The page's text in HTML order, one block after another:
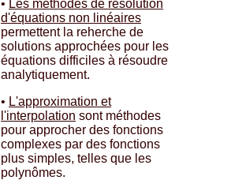
• Les méthodes de résolution
d'équations non linéaires
permettent la reherche de
solutions approchées pour les
équations difficiles à résoudre
analytiquement.
• L'approximation et
l'interpolation sont méthodes
pour approcher des fonctions
complexes par des fonctions
plus simples, telles que les
polynômes.